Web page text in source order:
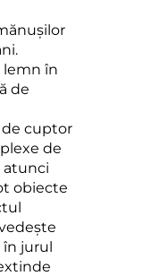
lemn în
de
de cuptor
de
atunci
obiecte
în jurul